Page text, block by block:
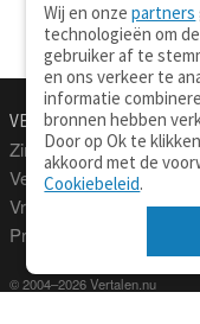
VERTALEN.NU
Zinnen vertalen
Verklarend woordenboek
Vraagbaak
Professionele vertaling
© 2004–2026 Vertalen.nu
Wij en onzepartners
technologieën om
gebruiker af te
en ons verkeer te
informatie
bronnen hebben
Door op Ok te
akkoord met de
Cookiebeleid.